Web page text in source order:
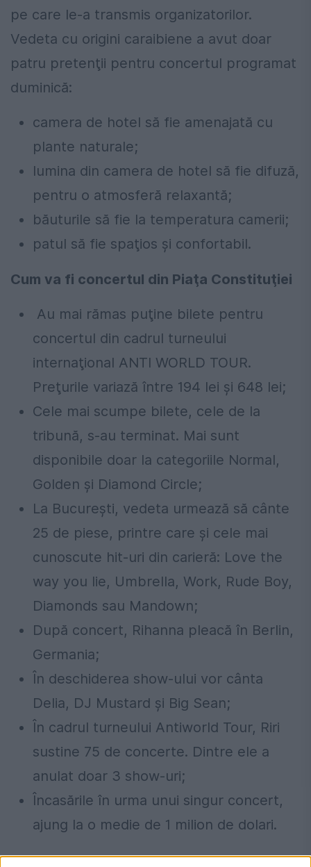
pe care le-a transmis organizatorilor.
Vedeta cu origini caraibiene a avut doar
patru pretenţii pentru concertul programat
duminică:
camera de hotel să fie amenajată cu
plante naturale;
lumina din camera de hotel să fie difuză,
pentru o atmosferă relaxantă;
băuturile să fie la temperatura camerii;
patul să fie spaţios şi confortabil.
Cum va fi concertul din Piaţa Constituţiei
Au mai rămas puţine bilete pentru
concertul din cadrul turneului
internaţional ANTI WORLD TOUR.
Preţurile variază între 194 lei şi 648 lei;
Cele mai scumpe bilete, cele de la
tribună, s-au terminat. Mai sunt
disponibile doar la categoriile Normal,
Golden și Diamond Circle;
La Bucureşti, vedeta urmează să cânte
25 de piese, printre care şi cele mai
cunoscute hit-uri din carieră: Love the
way you lie, Umbrella, Work, Rude Boy,
Diamonds sau Mandown;
După concert, Rihanna pleacă în Berlin,
Germania;
În deschiderea show-ului vor cânta
Delia, DJ Mustard şi Big Sean;
În cadrul turneului Antiworld Tour, Riri
sustine 75 de concerte. Dintre ele a
anulat doar 3 show-uri;
Încasările în urma unui singur concert,
ajung la o medie de 1 milion de dolari.
Cum se solicită pensia pentru limită de